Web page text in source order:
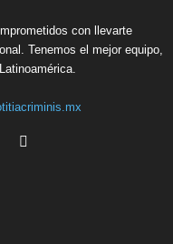
con llevarte
Tenemos el mejor equipo,